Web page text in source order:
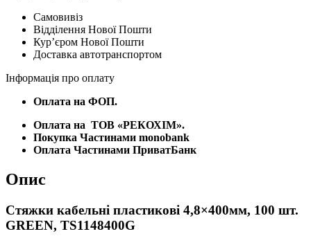
Самовивіз
Відділення Нової Пошти
Курʼєром Нової Пошти
Доставка автотранспортом
Інформація про оплату
Оплата на ФОП.
Оплата на ТОВ «РЕКОХІМ».
Покупка Частинами monobank
Оплата Частинами ПриватБанк
Опис
Стяжки кабельні пластикові 4,8×400мм, 100 шт.
GREEN, TS1148400G